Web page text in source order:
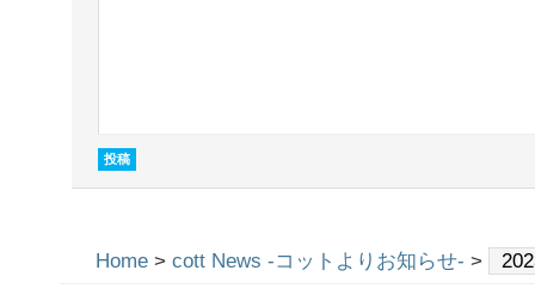
Home > cott News -コットよりお知らせ- >